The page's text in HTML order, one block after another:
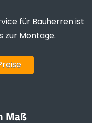
für Bauherren ist
zur Montage.
Maß